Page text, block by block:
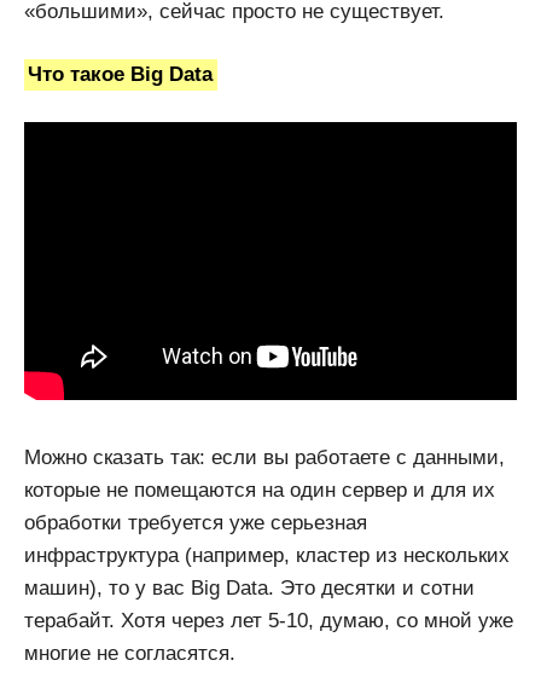
«большими», сейчас просто не существует.
Что такое Big Data
Можно сказать так: если вы работаете с данными,
которые не помещаются на один сервер и для их
обработки требуется уже серьезная
инфраструктура (например, кластер из нескольких
машин), то у вас Big Data. Это десятки и сотни
терабайт. Хотя через лет 5-10, думаю, со мной уже
многие не согласятся.